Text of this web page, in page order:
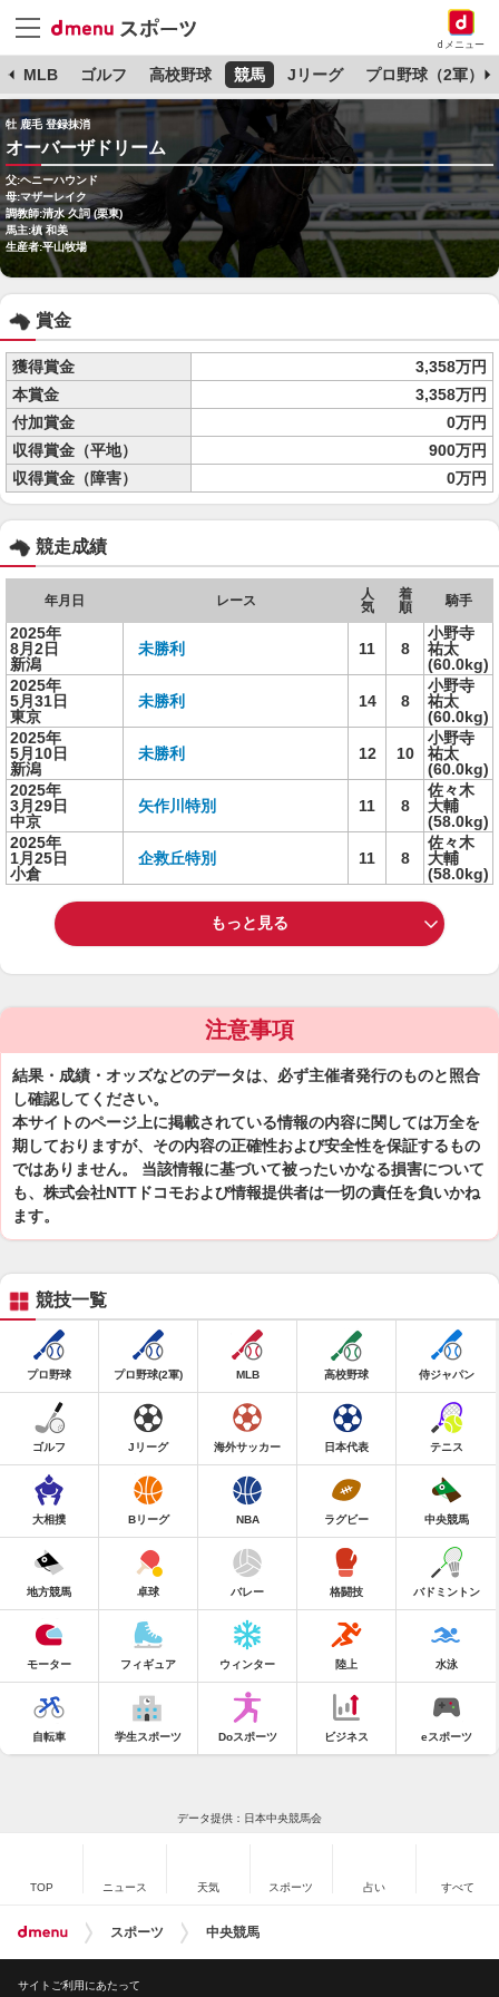
dメニュー
MLB ゴルフ 高校野球 競馬 Jリーグ プロ野球（2軍）
牡 鹿毛 登録抹消
オーバーザドリーム
父:ヘニーハウンド
母:マザーレイク
調教師:清水 久詞 (栗東)
馬主:槙 和美
生産者:平山牧場
賞金
獲得賞金
3,358万円
本賞金
3,358万円
付加賞金
0万円
収得賞金（平地）
900万円
収得賞金（障害）
0万円
競走成績
年月日 レース
人
気
着
順
騎手
2025年
8月2日
新潟
未勝利 11 8
小野寺
祐太
(60.0kg)
2025年
5月31日
東京
未勝利 14 8
小野寺
祐太
(60.0kg)
2025年
5月10日
新潟
未勝利 12 10
小野寺
祐太
(60.0kg)
2025年
3月29日
中京
矢作川特別 11 8
佐々木
大輔
(58.0kg)
2025年
1月25日
小倉
企救丘特別 11 8
佐々木
大輔
(58.0kg)
もっと見る
注意事項
結果・成績・オッズなどのデータは、必ず主催者発行のものと照合
し確認してください。
本サイトのページ上に掲載されている情報の内容に関しては万全を
期しておりますが、その内容の正確性および安全性を保証するもの
ではありません。 当該情報に基づいて被ったいかなる損害について
も、株式会社NTTドコモおよび情報提供者は一切の責任を負いかね
ます。
競技一覧
プロ野球 プロ野球(2軍) MLB 高校野球 侍ジャパン
ゴルフ Jリーグ 海外サッカー 日本代表 テニス
大相撲 Bリーグ NBA ラグビー 中央競馬
地方競馬 卓球 バレー 格闘技 バドミントン
モーター フィギュア ウィンター 陸上 水泳
自転車 学生スポーツ Doスポーツ ビジネス eスポーツ
データ提供：日本中央競馬会
TOP ニュース 天気 スポーツ 占い すべて
スポーツ 中央競馬
サイトご利用にあたって